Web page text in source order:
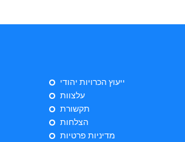
ייעוץ הכרויות יהודי
עלצוות
תקשורת
הצלחות
מדיניות פרטיות